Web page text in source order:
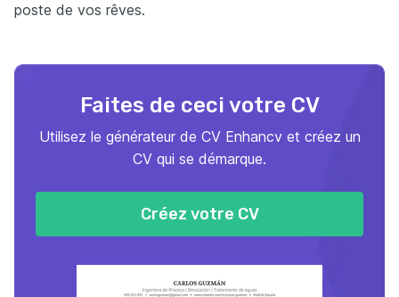
poste de vos rêves.
Faites de ceci votre CV
Utilisez le générateur de CV Enhancv et créez un
CV qui se démarque.
Créez votre CV